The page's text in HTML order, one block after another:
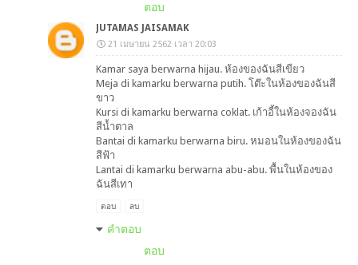
ตอบ
JUTAMAS JAISAMAK
21 เมษายน 2562 เวลา 20:03
Kamar saya berwarna hijau. ห้องของฉันสีเขียว
Meja di kamarku berwarna putih. โต๊ะในห้องของฉันสี
ขาว
Kursi di kamarku berwarna coklat. เก้าอี้ในห้องจองฉัน
สีน้ำตาล
Bantai di kamarku berwarna biru. หมอนในห้องของฉัน
สีฟ้า
Lantai di kamarku berwarna abu-abu. พื้นในห้องของ
ฉันสีเทา
ตอบ ลบ
คำตอบ
ตอบ